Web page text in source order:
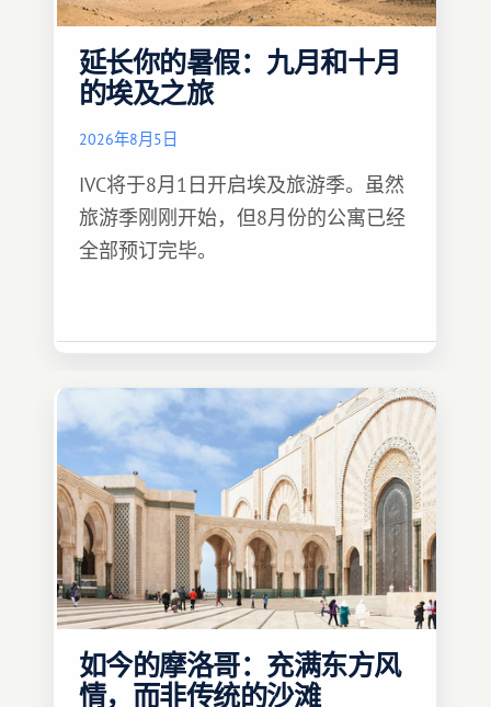
延长你的暑假：九月和十月
的埃及之旅
2026年8月5日
IVC将于8月1日开启埃及旅游季。虽然
旅游季刚刚开始，但8月份的公寓已经
全部预订完毕。
如今的摩洛哥：充满东方风
情，而非传统的沙滩